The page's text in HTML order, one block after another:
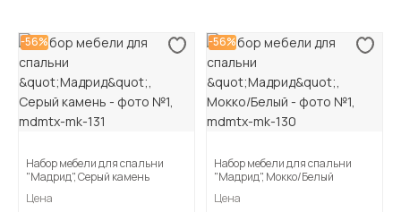
-56%
Набор мебели для спальни
"Мадрид", Серый камень
Цена
-56%
Набор мебели для спальни
"Мадрид", Мокко/Белый
Цена